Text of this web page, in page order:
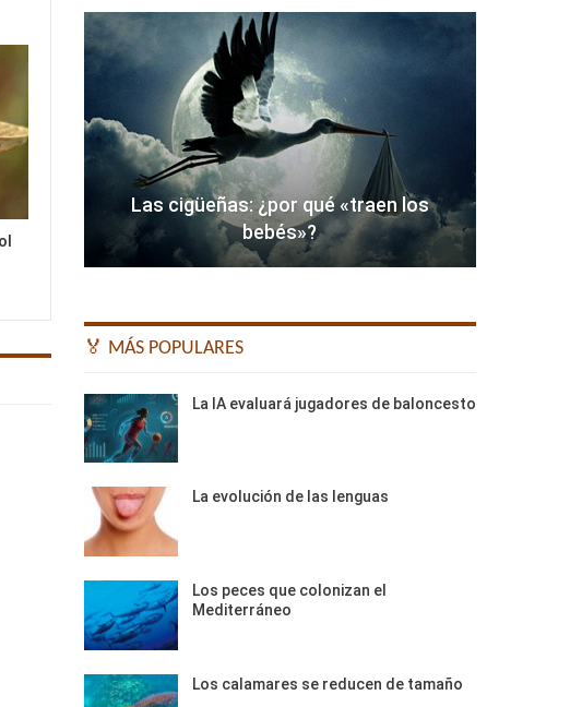
Las cigüeñas: ¿por qué «traen los
bebés»?
🏅 MÁS POPULARES
La IA evaluará jugadores de baloncesto
La evolución de las lenguas
Los peces que colonizan el
Mediterráneo
Los calamares se reducen de tamaño